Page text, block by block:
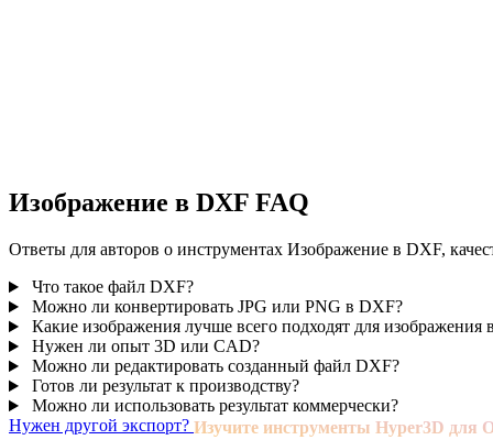
Изображение в DXF FAQ
Ответы для авторов о инструментах Изображение в DXF,
Что такое файл DXF?
Можно ли конвертировать JPG или PNG в DXF?
Какие изображения лучше всего подходят для изображения
Нужен ли опыт 3D или CAD?
Можно ли редактировать созданный файл DXF?
Готов ли результат к производству?
Можно ли использовать результат коммерчески?
Нужен другой экспорт? Изучите инструменты Hyper3D для